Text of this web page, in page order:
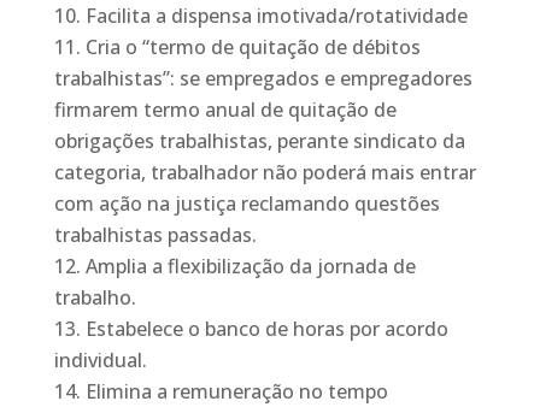
Facilita a dispensa imotivada/rotatividade
Cria o “termo de quitação de débitos
trabalhistas”: se empregados e empregadores
firmarem termo anual de quitação de
obrigações trabalhistas, perante sindicato da
categoria, trabalhador não poderá mais entrar
com ação na justiça reclamando questões
trabalhistas passadas.
Amplia a flexibilização da jornada de
trabalho.
Estabelece o banco de horas por acordo
individual.
Elimina a remuneração no tempo